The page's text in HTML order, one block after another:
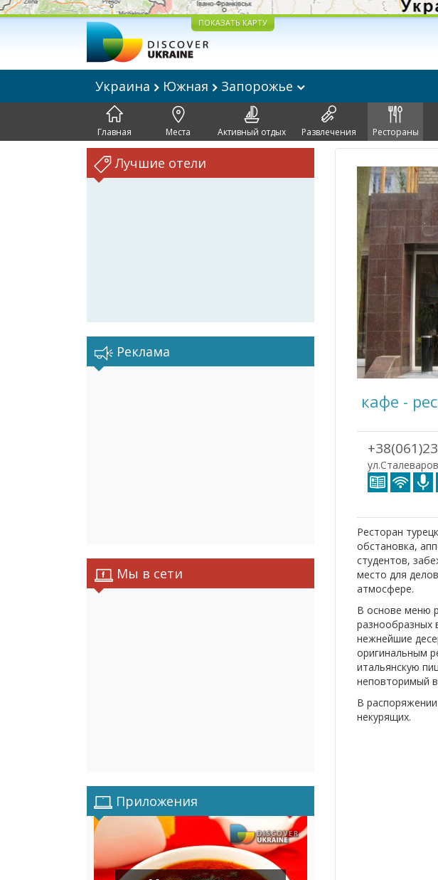
ПОКАЗАТЬ КАРТУ
Украина Южная Запорожье
Главная Места Активный отдых Развлечения Рестораны
Лучшие отели
Реклама
Мы в сети
Приложения
кафе -
Ресторан
обстановка,
студентов,
место для
атмосфере.
В основе меню
разнообразных
нежнейшие
оригинальным
итальянскую
неповторимый
В
некурящих.